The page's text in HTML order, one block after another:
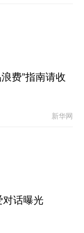
费”指南请收
新华网
话曝光